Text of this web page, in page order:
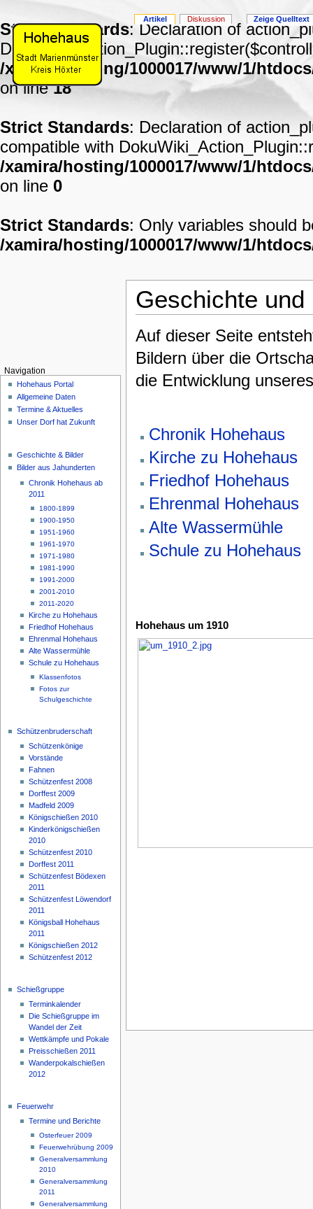
Strict Standards: Declaration of
/xamira/hosting/1000017/www/1/
on line18
Strict Standards: Declaration of
compatible with
/xamira/hosting/1000017/www/1/
on line 0
Strict Standards: Only variables should
/xamira/hosting/1000017/www/1/
Geschichte und
Auf dieser Seite
Bildern über die
die Entwicklung
Chronik Hohehaus
Kirche zu Hohehaus
Friedhof Hohehaus
Ehrenmal Hohehaus
Alte Wassermühle
Schule zu Hohehaus
Hohehaus um 1910
Artikel Diskussion Zeige Quelltext
Navigation
Hohehaus Portal
Allgemeine Daten
Termine & Aktuelles
Unser Dorf hat Zukunft
Geschichte & Bilder
Bilder aus Jahunderten
Chronik Hohehaus ab
2011
1800-1899
1900-1950
1951-1960
1961-1970
1971-1980
1981-1990
1991-2000
2001-2010
2011-2020
Kirche zu Hohehaus
Friedhof Hohehaus
Ehrenmal Hohehaus
Alte Wassermühle
Schule zu Hohehaus
Klassenfotos
Fotos zur
Schulgeschichte
Schützenbruderschaft
Schützenkönige
Vorstände
Fahnen
Schützenfest 2008
Dorffest 2009
Madfeld 2009
Königschießen 2010
Kinderkönigschießen
2010
Schützenfest 2010
Dorffest 2011
Schützenfest Bödexen
2011
Schützenfest Löwendorf
2011
Königsball Hohehaus
2011
Königschießen 2012
Schützenfest 2012
Schießgruppe
Terminkalender
Die Schießgruppe im
Wandel der Zeit
Wettkämpfe und Pokale
Preisschießen 2011
Wanderpokalschießen
2012
Feuerwehr
Termine und Berichte
Osterfeuer 2009
Feuerwehrübung 2009
Generalversammlung
2010
Generalversammlung
2011
Generalversammlung